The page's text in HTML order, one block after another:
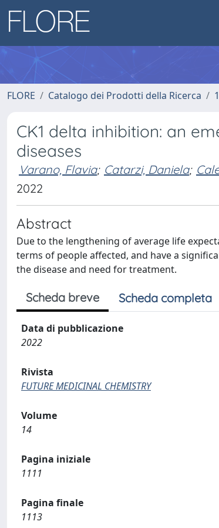
FLORE Catalogo dei Prodotti della Ricerca
CK1 delta inhibition: an
diseases
Varano, Flavia; Catarzi, Daniela;
2022
Abstract
Due to the lengthening of average life
terms of people affected, and have a
the disease and need for treatment.
Scheda breve Scheda completa
Data di pubblicazione
2022
Rivista
FUTURE MEDICINAL CHEMISTRY
Volume
14
Pagina iniziale
1111
Pagina finale
1113